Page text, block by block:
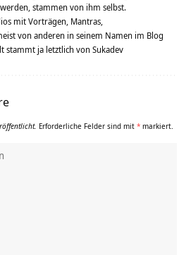
stammen von ihm selbst.
mit Vorträgen, Mantras,
von anderen in seinem Namen im Blog
ja letztlich von Sukadev
Erforderliche Felder sind mit * markiert.